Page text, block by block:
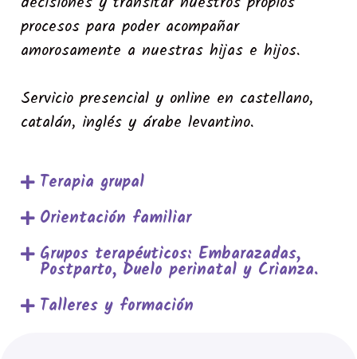
procesos para poder acompañar
amorosamente a nuestras hijas e hijos.
Servicio presencial y online en castellano,
catalán, inglés y árabe levantino.
Terapia grupal
Orientación familiar
Grupos terapéuticos: Embarazadas,
Postparto, Duelo perinatal y Crianza.
Talleres y formación